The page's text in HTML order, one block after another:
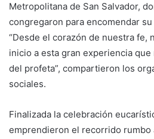
Metropolitana de San Salvador,
congregaron para encomendar
“Desde el corazón de nuestra fe,
inicio a esta gran experiencia
del profeta”, compartieron los
sociales.
Finalizada la celebración
emprendieron el recorrido rumbo